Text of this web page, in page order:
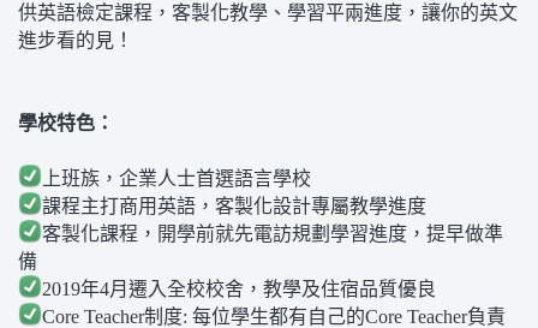
供英語檢定課程，客製化教學、學習平兩進度，讓你的英文
進步看的見！
學校特色：
上班族，企業人士首選語言學校
課程主打商用英語，客製化設計專屬教學進度
客製化課程，開學前就先電訪規劃學習進度，提早做準
備
2019年4月遷入全校校舍，教學及住宿品質優良
Core Teacher制度: 每位學生都有自己的Core Teacher負責